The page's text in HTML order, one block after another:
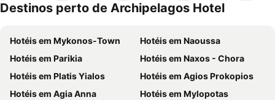
Destinos perto de Archipelagos Hotel
Hotéis em Mykonos-Town
Hotéis em Naoussa
Hotéis em Parikia
Hotéis em Naxos - Chora
Hotéis em Platis Yialos
Hotéis em Agios Prokopios
Hotéis em Agia Anna
Hotéis em Mylopotas